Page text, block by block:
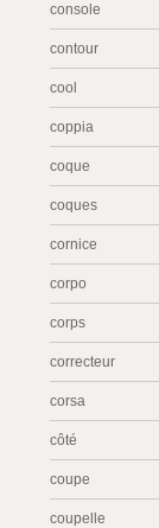
console
contour
cool
coppia
coque
coques
cornice
corpo
corps
correcteur
corsa
côté
coupe
coupelle